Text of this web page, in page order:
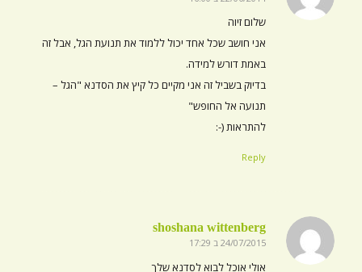
שלום זיוה
אני חושב שכל אחד יכול ללמוד את תנועת הגל, אבל זה
באמת דורש למידה.
בדיוק בשביל זה אני מקיים כל קיץ את הסדנא "הגל –
תנועה אל החופש"
להתראות (-:
Reply
shoshana wittenberg
אומר:
24/07/2015 ב 17:29
אולי אוכל לבוא לסדנא שלך